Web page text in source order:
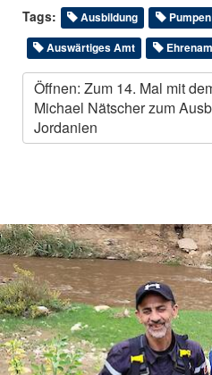
Tags:
Ausbildung Pumpen
Auswärtiges Amt
Öffnen: Zum 14. Mal mit
Michael Nätscher zum
Jordanien